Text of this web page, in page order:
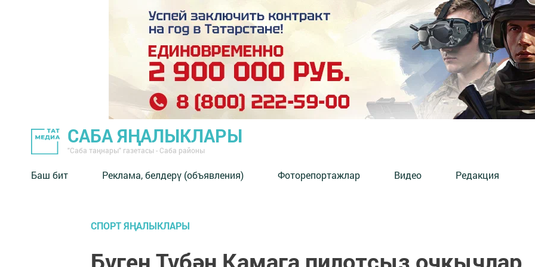
САБА ЯҢАЛЫКЛАРЫ
"Саба таңнары" газетасы - Саба районы
Баш бит Реклама, белдерү (объявления) Фоторепортажлар Видео Редакция
СПОРТ ЯҢАЛЫКЛАРЫ
Бүген Түбән Камага пилотсыз очкычлар